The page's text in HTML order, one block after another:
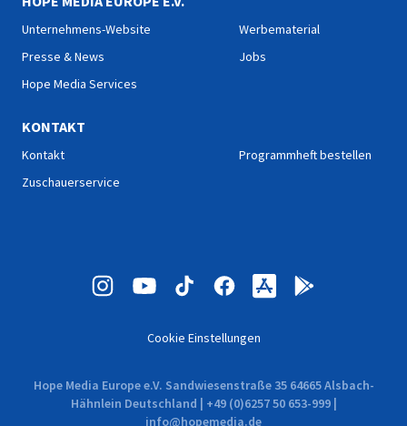
Unternehmens-Website
Presse & News
Hope Media Services
Werbematerial
Jobs
KONTAKT
Kontakt
Zuschauerservice
Programmheft bestellen
Cookie Einstellungen
Hope Media Europe e.V. Sandwiesenstraße 35 64665 Alsbach-
Hähnlein Deutschland | +49 (0)6257 50 653-999 |
info@hopemedia.de